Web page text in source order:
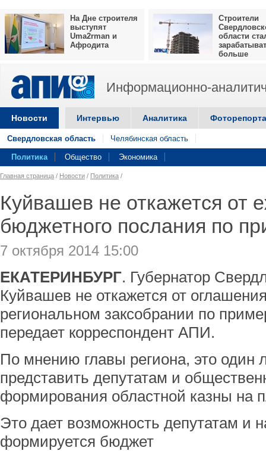
На Дне строителя
выступят
Uma2rman и
Афродита
Строители
области
больше
Информационно-
Новости Интервью Аналитика
Свердловская область Челябинская область
Политика Общество Экономика
Главная страница / Новости / Политика /
Куйвашев не откажется от
бюджетного послания по
7 октября 2014 15:00
ЕКАТЕРИНБУРГ. Губернатор
Куйвашев не откажется от
региональном заксобрании по
передает корреспондент АПИ.
По мнению главы региона, это один
представить депутатам и
формирования областной казны на
Это дает возможность депутатам и
формируется бюджет